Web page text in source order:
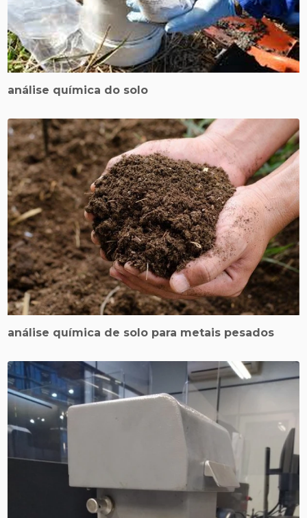
análise química do solo
análise química de solo para metais pesados